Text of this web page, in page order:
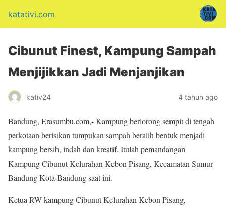
katativi.com
Cibunut Finest, Kampung Sampah
Menjijikkan Jadi Menjanjikan
kativ24 4 tahun ago
Bandung, Erasumbu.com,- Kampung berlorong sempit di tengah
perkotaan berisikan tumpukan sampah beralih bentuk menjadi
kampung bersih, indah dan kreatif. Itulah pemandangan
Kampung Cibunut Kelurahan Kebon Pisang, Kecamatan Sumur
Bandung Kota Bandung saat ini.
Ketua RW kampung Cibunut Kelurahan Kebon Pisang,